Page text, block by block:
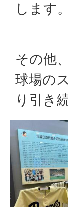
します。
その他
球場の
り引き